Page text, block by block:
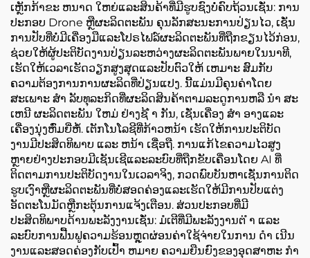
ເຫຼັກກ້າຂະ ຫນາດ ໃຫຍ່ແລະສິນຄ້າທີ່ມີຮູບຊົງບໍ່ຄົບຖ້ວນເຊັ່ນ: ການ
ປະກອບ Drone ຫຼືຜະລິດຕະພັນ ຄຸນລັກສະນະການປ່ຽນໄວ, ເຊັ່ນ
ການປັບທີ່ບໍ່ມີເຄື່ອງມືແລະໂປຣໄຟລ໌ຜະລິດຕະພັນທີ່ຖືກຂຽນໄວ້ກ່ອນ,
ຊ່ວຍໃຫ້ຜູ້ປະຕິບັດງານປ່ຽນລະຫວ່າງຜະລິດຕະພັນພາຍໃນນາທີ,
ເຮັດໃຫ້ເວລາເຮັດວຽກສູງສຸດແລະປັບຕົວໃຫ້ ເຫມາະ ສົມກັບ
ຄວາມຕ້ອງການການຜະລິດທີ່ປ່ຽນແປງ. ນີ້ແມ່ນມີຄຸນຄ່າໂດຍ
ສະເພາະ ສໍາ ລັບທຸລະກິດທີ່ຜະລິດສິນຄ້າຕາມລະດູການຫລື ນໍາ ສະ
ເຫນີ ຜະລິດຕະພັນ ໃຫມ່ ຢ່າງຊ້ ໍາ ກັນ, ເຊັ່ນເຄື່ອງ ສໍາ ອາງແລະ
ເຄື່ອງນຸ່ງຫົ່ມຍີ່ຫໍ້. ເຕັກໂນໂລຊີທີ່ກ້າວຫນ້າ ເຮັດໃຫ້ການປະຕິບັດ
ງານມີປະສິດທິພາບ ແລະ ຫນ້າ ເຊື່ອຖື. ການແກ້ໄຂຄວາມໄວສູງ
ຫຼາຍຢ່າງປະກອບມີເຊັນເຊີແລະລະບົບທີ່ຖືກຂັບເຄື່ອນໂດຍ AI ທີ່
ຕິດຕາມການປະຕິບັດງານໃນເວລາຈິງ, ກວດພົບບັນຫາເຊັ່ນການຕິດ
ຮູບເງົາຫຼືຜະລິດຕະພັນທີ່ບໍ່ສອດຄ່ອງແລະເຮັດໃຫ້ມີການປັບແຕ່ງ
ອັດຕະໂນມັດຫຼືກະຕຸ້ນການແຈ້ງເຕືອນ. ສ່ວນປະກອບທີ່ມີ
ປະສິດທິພາບດ້ານພະລັງງານເຊັ່ນ: ມໍເຕີທີ່ມີພະລັງງານຕ່ ໍາ ແລະ
ລະບົບການຟື້ນຟູຄວາມຮ້ອນຫຼຸດຜ່ອນຄ່າໃຊ້ຈ່າຍໃນການ ດໍາ ເນີນ
ງານແລະສອດຄ່ອງກັບເປົ້າ ຫມາຍ ຄວາມຍືນຍົງຂອງອຸດສາຫະ ກໍາ